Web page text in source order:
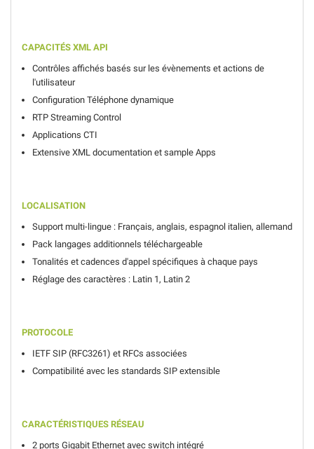
CAPACITÉS XML API
Contrôles affichés basés sur les évènements et actions de
l'utilisateur
Configuration Téléphone dynamique
RTP Streaming Control
Applications CTI
Extensive XML documentation et sample Apps
LOCALISATION
Support multi-lingue : Français, anglais, espagnol italien, allemand
Pack langages additionnels téléchargeable
Tonalités et cadences d'appel spécifiques à chaque pays
Réglage des caractères : Latin 1, Latin 2
PROTOCOLE
IETF SIP (RFC3261) et RFCs associées
Compatibilité avec les standards SIP extensible
CARACTÉRISTIQUES RÉSEAU
2 ports Gigabit Ethernet avec switch intégré